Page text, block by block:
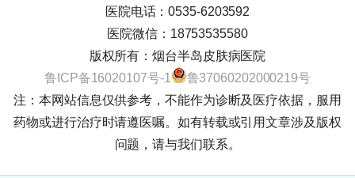
医院电话：0535-6203592
医院微信：18753535580
版权所有：烟台半岛皮肤病医院
鲁ICP备16020107号-1
鲁37060202000219号
注：本网站信息仅供参考，不能作为诊断及医疗依据，服用
药物或进行治疗时请遵医嘱。如有转载或引用文章涉及版权
问题，请与我们联系。